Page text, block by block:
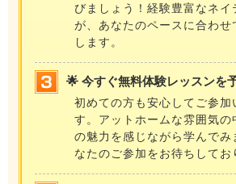
びましょう！経験豊富なネイ
が、あなたのペースに合わせ
します。
🌟 今すぐ無料体験レッスンを
初めての方も安心してご参加
す。アットホームな雰囲気の
の魅力を感じながら学んでみ
なたのご参加をお待ちしてお